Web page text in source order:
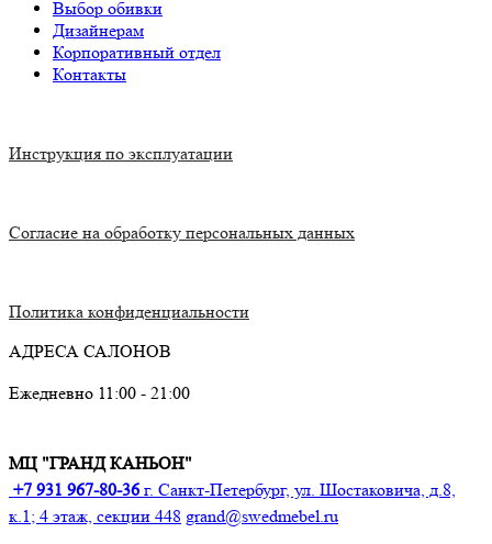
Выбор обивки
Дизайнерам
Корпоративный отдел
Контакты
Инструкция по эксплуатации
Согласие на обработку персональных данных
Политика конфиденциальности
АДРЕСА САЛОНОВ
Ежедневно 11:00 - 21:00
МЦ "ГРАНД КАНЬОН"
+7 931 967-80-36 г. Санкт-Петербург, ул. Шостаковича, д.8,
к.1; 4 этаж, секции 448 grand@swedmebel.ru